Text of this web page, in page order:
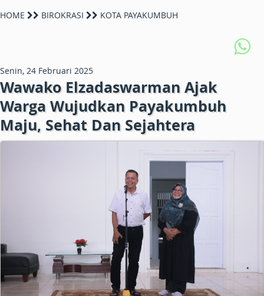
HOME BIROKRASI KOTA PAYAKUMBUH
Senin, 24 Februari 2025
Wawako Elzadaswarman Ajak
Warga Wujudkan Payakumbuh
Maju, Sehat Dan Sejahtera